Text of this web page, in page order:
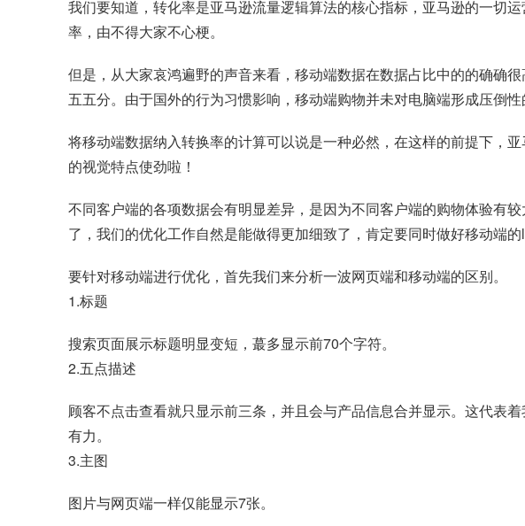
我们要知道，转化率是亚马逊流量逻辑算法的核心指标，亚马逊的一切
率，由不得大家不心梗。
但是，从大家哀鸿遍野的声音来看，移动端数据在数据占比中的的确确
五五分。由于国外的行为习惯影响，移动端购物并未对电脑端形成压倒性
将移动端数据纳入转换率的计算可以说是一种必然，在这样的前提下，
的视觉特点使劲啦！
不同客户端的各项数据会有明显差异，是因为不同客户端的购物体验有
了，我们的优化工作自然是能做得更加细致了，肯定要同时做好移动端的
要针对移动端进行优化，首先我们来分析一波网页端和移动端的区别。
1.标题
搜索页面展示标题明显变短，蕞多显示前70个字符。
2.五点描述
顾客不点击查看就只显示前三条，并且会与产品信息合并显示。这代表
有力。
3.主图
图片与网页端一样仅能显示7张。